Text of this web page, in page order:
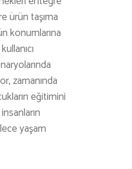
ürün taşıma
konumlarına
zamanında
eğitimini
yaşam